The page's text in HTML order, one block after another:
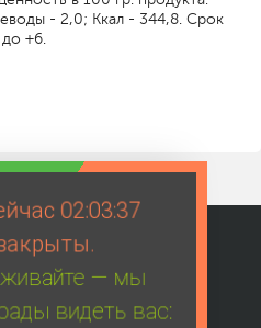
02:03:37
— мы
видеть вас:
- 2,0; Ккал - 344,8. Срок
+6.